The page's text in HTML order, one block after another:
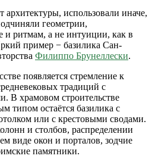
архитектуры, использовали иначе,
геометрии,
и ритмам, а не интуиции, как в
пример − базилика Сан-
Филиппо Брунеллески.
появляется стремление к
традиций с
В храмовом строительстве
типом остаётся базилика с
или с крестовыми сводами.
и столбов, распределении
виде окон и порталов, зодчие
памятники.